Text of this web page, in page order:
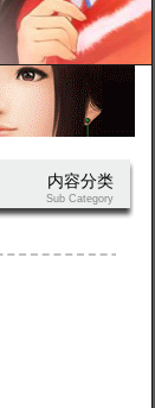
内容分类
Sub Category